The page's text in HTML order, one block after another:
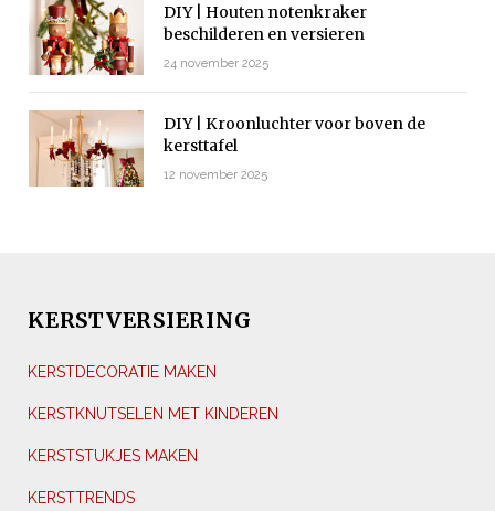
DIY | Houten notenkraker
beschilderen en versieren
24 november 2025
DIY | Kroonluchter voor boven de
kersttafel
12 november 2025
KERSTVERSIERING
KERSTDECORATIE MAKEN
KERSTKNUTSELEN MET KINDEREN
KERSTSTUKJES MAKEN
KERSTTRENDS